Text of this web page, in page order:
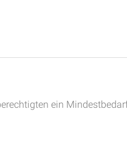
ein